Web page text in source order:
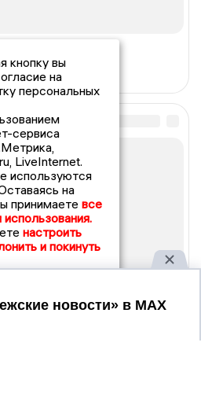
кнопку вы
на
персональных
сервиса
LiveInternet.
используются
на
принимаете все
использования.
настроить
и покинуть